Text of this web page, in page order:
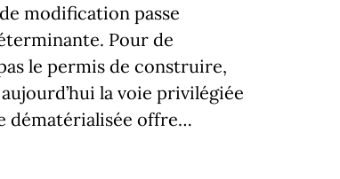
modification passe
Pour de
le permis de construire,
la voie privilégiée
dématérialisée offre…